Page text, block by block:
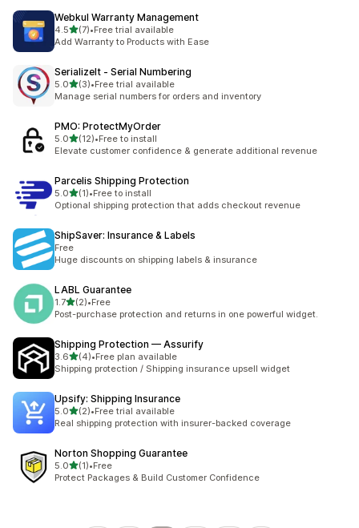
Webkul Warranty Management
4.5별 5개 중
(7)
총 리뷰 7개
•Free trial available
Add Warranty to Products with Ease
SerializeIt ‑ Serial Numbering
5.0별 5개 중
(3)
총 리뷰 3개
•Free trial available
Manage serial numbers for orders and inventory
PMO: ProtectMyOrder
5.0별 5개 중
(12)
총 리뷰 12개
•Free to install
Elevate customer confidence & generate additional revenue
Parcelis Shipping Protection
5.0별 5개 중
(1)
총 리뷰 1개
•Free to install
Optional shipping protection that adds checkout revenue
ShipSaver: Insurance & Labels
Free
Huge discounts on shipping labels & insurance
LABL Guarantee
1.7별 5개 중
(2)
총 리뷰 2개
•Free
Post-purchase protection and returns in one powerful widget.
Shipping Protection — Assurify
3.6별 5개 중
(4)
총 리뷰 4개
•Free plan available
Shipping protection / Shipping insurance upsell widget
Upsify: Shipping Insurance
5.0별 5개 중
(2)
총 리뷰 2개
•Free trial available
Real shipping protection with insurer-backed coverage
Norton Shopping Guarantee
5.0별 5개 중
(1)
총 리뷰 1개
•Free
Protect Packages & Build Customer Confidence